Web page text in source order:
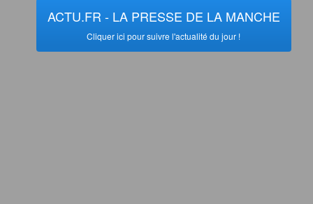
ACTU.FR - LA PRESSE DE LA MANCHE
Cliquer ici pour suivre l'actualité du jour !